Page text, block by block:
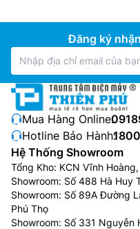
Đăng ký
Mua Hàng Online:
Hotline Bảo Hành:
Hệ Thống Showroom
Tổng Kho: KCN Vĩnh
Showroom: Số 488 Hà Huy
Showroom: Số 89A Đường
Phú Thọ
Showroom: Số 331 Nguyễn